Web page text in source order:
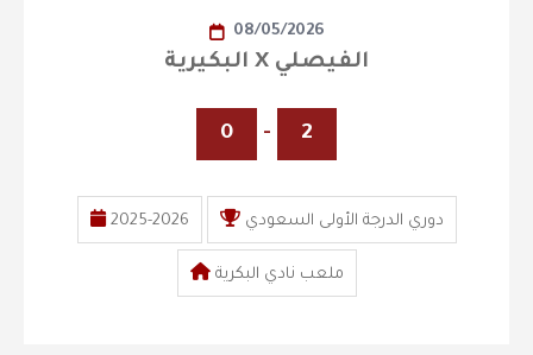
08/05/2026
البكيرية X الفيصلي
0 - 2
2025-2026 دوري الدرجة الأولى السعودي
ملعب نادي البكرية